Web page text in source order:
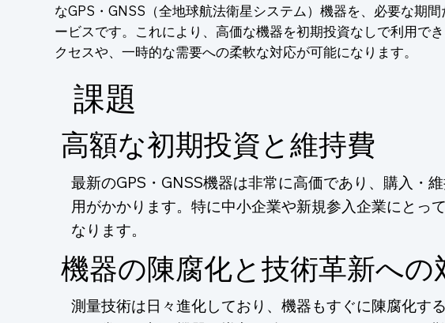
なGPS・GNSS（全地球航法衛星システム）機器を、必要な期
ービスです。これにより、高価な機器を初期投資なしで利用で
クセスや、一時的な需要への柔軟な対応が可能になります。
​課題
高額な初期投資と維持費
最新のGPS・GNSS機器は非常に高価であり、購入・
用がかかります。特に中小企業や新規参入企業にとっ
なります。
機器の陳腐化と技術革新への
測量技術は日々進化しており、機器もすぐに陳腐化す